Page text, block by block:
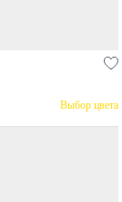
Выбор цвета